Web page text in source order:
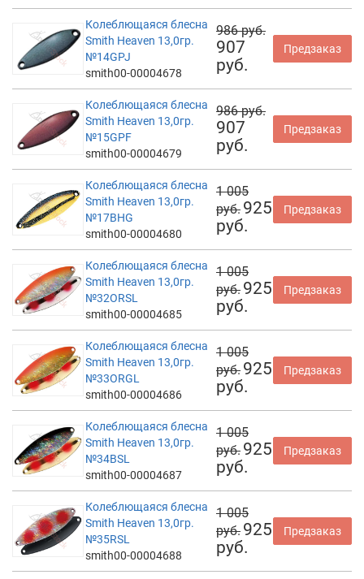
Колеблющаяся блесна
Smith Heaven 13,0гр.
№14GPJ
smith00-00004678
986 руб.
907
руб.
Предзаказ
Колеблющаяся блесна
Smith Heaven 13,0гр.
№15GPF
smith00-00004679
986 руб.
907
руб.
Предзаказ
Колеблющаяся блесна
Smith Heaven 13,0гр.
№17BHG
smith00-00004680
1 005
руб. 925
руб.
Предзаказ
Колеблющаяся блесна
Smith Heaven 13,0гр.
№32ORSL
smith00-00004685
1 005
руб. 925
руб.
Предзаказ
Колеблющаяся блесна
Smith Heaven 13,0гр.
№33ORGL
smith00-00004686
1 005
руб. 925
руб.
Предзаказ
Колеблющаяся блесна
Smith Heaven 13,0гр.
№34BSL
smith00-00004687
1 005
руб. 925
руб.
Предзаказ
Колеблющаяся блесна
Smith Heaven 13,0гр.
№35RSL
smith00-00004688
1 005
руб. 925
руб.
Предзаказ